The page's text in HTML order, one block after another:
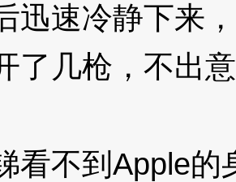
迅速冷静下来
了几枪，不出
不到Apple的